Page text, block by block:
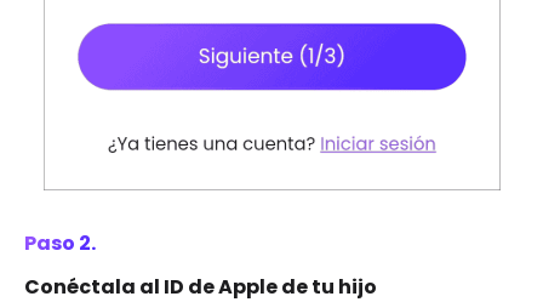
Paso 2.
Conéctala al ID de Apple de tu hijo